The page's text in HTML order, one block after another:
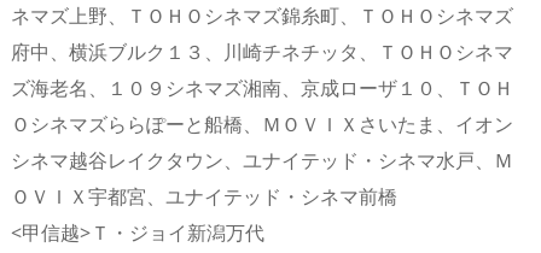
ネマズ上野、ＴＯＨＯシネマズ錦糸町、ＴＯＨＯシネマズ
府中、横浜ブルク１３、川崎チネチッタ、ＴＯＨＯシネマ
ズ海老名、１０９シネマズ湘南、京成ローザ１０、ＴＯＨ
Ｏシネマズららぽーと船橋、ＭＯＶＩＸさいたま、イオン
シネマ越谷レイクタウン、ユナイテッド・シネマ水戸、Ｍ
ＯＶＩＸ宇都宮、ユナイテッド・シネマ前橋
<甲信越>Ｔ・ジョイ新潟万代